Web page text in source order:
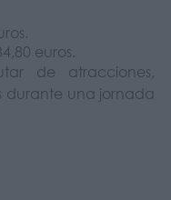
euros.
de atracciones,
durante una jornada